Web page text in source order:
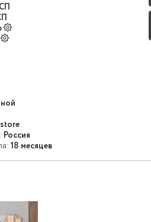
Россия
18 месяцев